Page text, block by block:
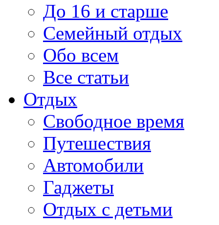
До 16 и старше
Семейный отдых
Обо всем
Все статьи
Отдых
Свободное время
Путешествия
Автомобили
Гаджеты
Отдых с детьми